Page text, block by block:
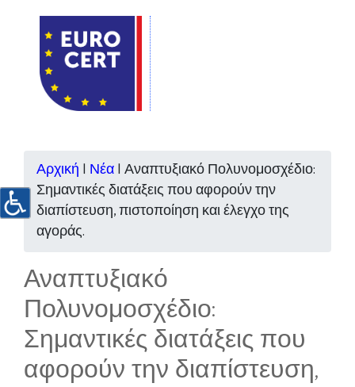
Αρχική | Νέα| Αναπτυξιακό Πολυνομοσχέδιο:
Σημαντικές διατάξεις που αφορούν την
διαπίστευση, πιστοποίηση και έλεγχο της
αγοράς.
Αναπτυξιακό
Πολυνομοσχέδιο:
Σημαντικές διατάξεις που
αφορούν την διαπίστευση,